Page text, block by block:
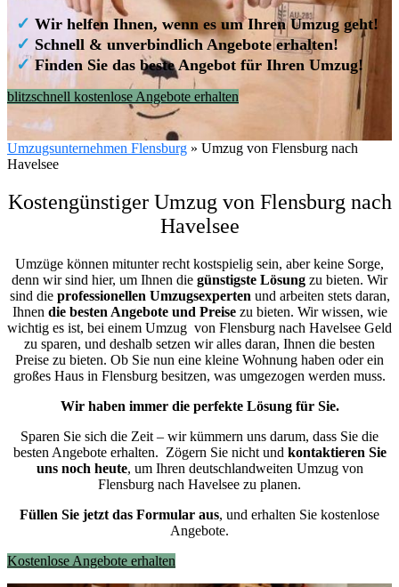
✓ Wir helfen Ihnen, wenn es um Ihren Umzug geht!
✓ Schnell & unverbindlich Angebote erhalten!
✓ Finden Sie das beste Angebot für Ihren Umzug!
blitzschnell kostenlose Angebote erhalten
Umzugsunternehmen Flensburg » Umzug von Flensburg nach
Havelsee
Kostengünstiger Umzug von Flensburg nach
Havelsee
Umzüge können mitunter recht kostspielig sein, aber keine Sorge,
denn wir sind hier, um Ihnen die günstigste Lösung zu bieten. Wir
sind die professionellen Umzugsexperten und arbeiten stets daran,
Ihnen die besten Angebote und Preisezu bieten. Wir wissen, wie
wichtig es ist, bei einem Umzug von Flensburg nach Havelsee Geld
zu sparen, und deshalb setzen wir alles daran, Ihnen die besten
Preise zu bieten. Ob Sie nun eine kleine Wohnung haben oder ein
großes Haus in Flensburg besitzen, was umgezogen werden muss.
Wir haben immer die perfekte Lösung für Sie.
Sparen Sie sich die Zeit – wir kümmern uns darum, dass Sie die
besten Angebote erhalten. Zögern Sie nicht und kontaktieren Sie
uns noch heute, um Ihren deutschlandweiten Umzug von
Flensburg nach Havelsee zu planen.
Füllen Sie jetzt das Formular aus, und erhalten Sie kostenlose
Angebote.
Kostenlose Angebote erhalten